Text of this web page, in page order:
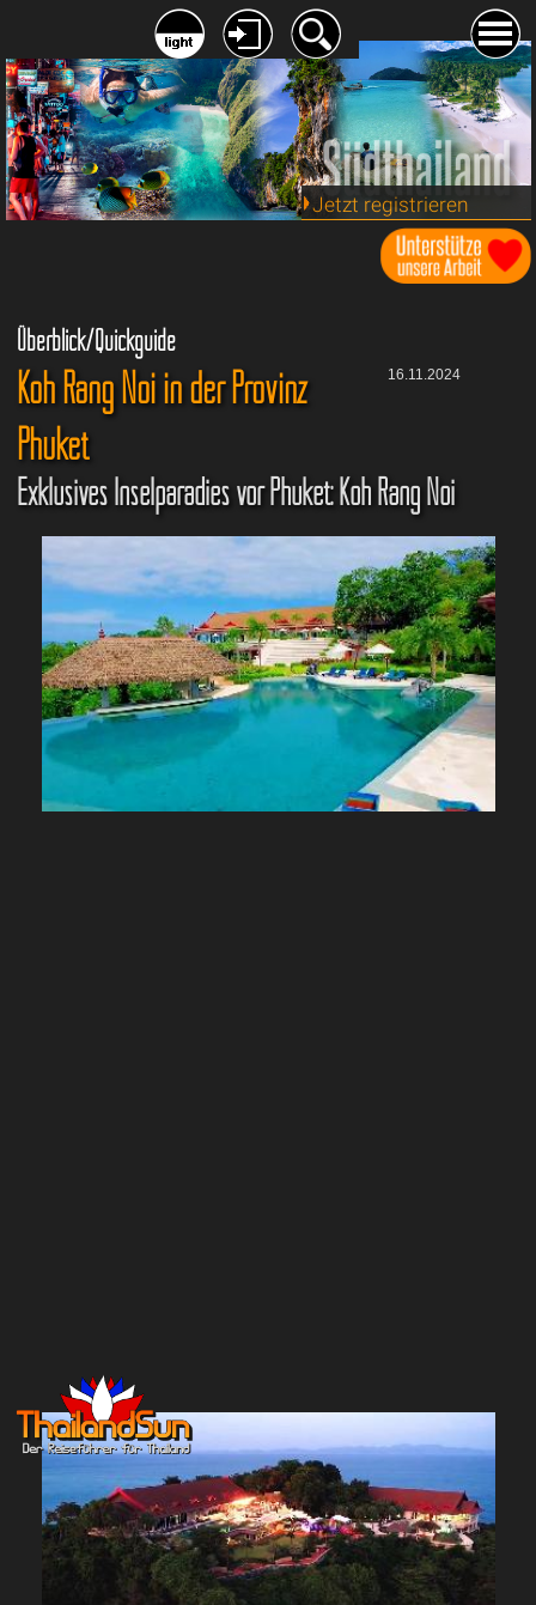
Jetzt registrieren
Überblick/Quickguide
16.11.2024
Koh Rang Noi in der Provinz
Phuket
Exklusives Inselparadies vor Phuket: Koh Rang Noi